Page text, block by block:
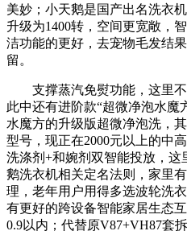
美妙；小天鹅是国产出名洗衣
升级为1400转，空间更宽敞，
洁功能的更好，去宠物毛发结
留。
支撑蒸汽免熨功能，这里不
此中还有进阶款“超微净泡水魔
水魔方的升级版超微净泡洗，
型号，现正在2000元以上的中
洗涤剂+和婉剂双智能投放，
鹅洗衣机相关定名法则，家里
理，老年用户用得多选波轮洗
有更好的跨设备智能家居生态
0.9以内；代替原V87+VH87套